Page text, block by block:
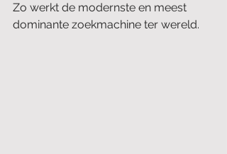
Zo werkt de modernste en meest
dominante zoekmachine ter wereld.